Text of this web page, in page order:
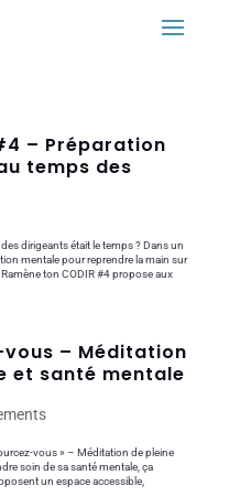
– Préparation
temps des
dirigeants était le temps ? Dans un
mentale pour reprendre la main sur
ton CODIR #4 propose aux
– Méditation
et santé mentale
vous » – Méditation de pleine
soin de sa santé mentale, ça
un espace accessible,